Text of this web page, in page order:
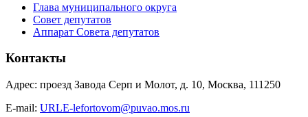
Глава муниципального округа
Совет депутатов
Аппарат Совета депутатов
Контакты
Адрес: проезд Завода Серп и Молот, д. 10, Москва, 111250
E-mail: URLE-lefortovom@puvao.mos.ru